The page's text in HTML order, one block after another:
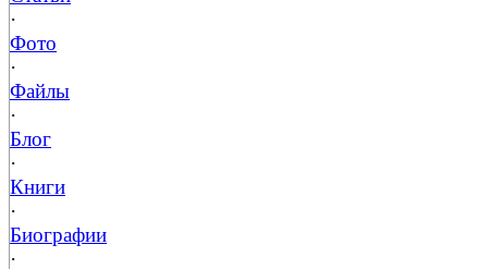
·
Фото
·
Файлы
·
Блог
·
Книги
·
Биографии
·